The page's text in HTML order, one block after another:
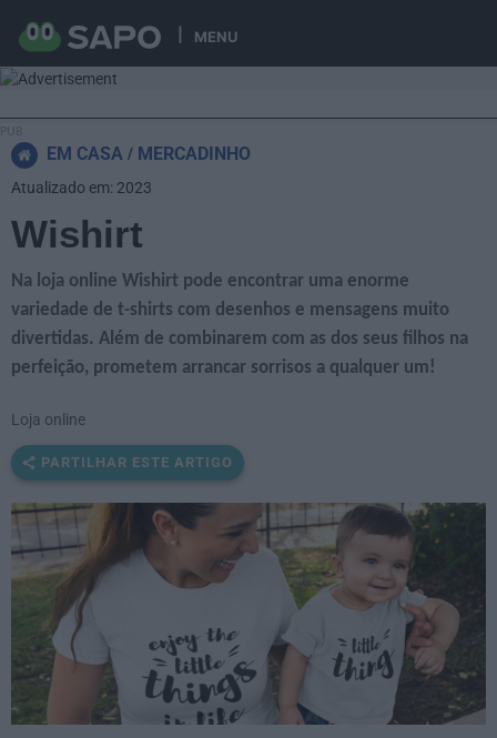
MENU
EM CASA MERCADINHO
Wishirt
Na loja online Wishirt pode encontrar uma enorme
variedade de t-shirts com desenhos e mensagens muito
divertidas. Além de combinarem com as dos seus filhos na
perfeição, prometem arrancar sorrisos a qualquer um!
Loja online
PARTILHAR ESTE ARTIGO
Atualizado em: 2023